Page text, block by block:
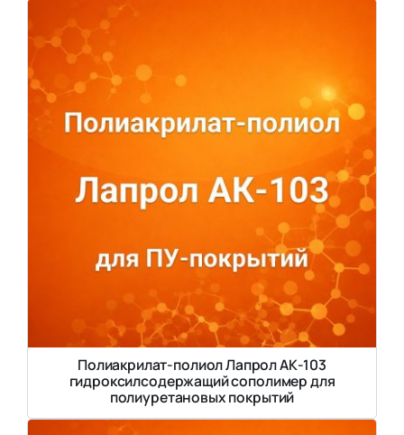
Полиакрилат-полиол Лапрол АК-103
гидроксилсодержащий сополимер для
полиуретановых покрытий